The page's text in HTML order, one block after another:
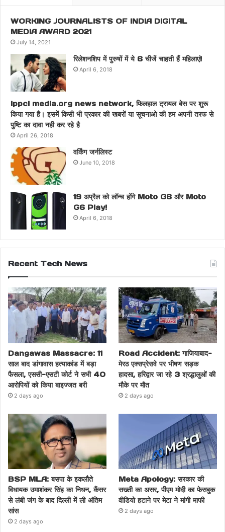
WORKING JOURNALISTS OF INDIA DIGITAL
MEDIA AWARD 2021
July 14, 2021
रिलेशनशिप में पुरुषों में ये 6 चीजें चाहती हैं महिलाएं!
April 6, 2018
ippci media.org news network, फिलहाल ट्रायल बेस पर शुरू
किया गया है। इसमें किसी भी प्रकार की खबरों या सूचनाओ की हम अपनी तरफ से
पुष्टि का दावा नही कर रहे है
April 26, 2018
वर्किंग जर्नलिस्ट
June 10, 2018
19 अप्रैल को लॉन्च होंगे Moto G6 और Moto
G6 Play!
April 6, 2018
Recent Tech News
Dangawas Massacre: 11
साल बाद डांगावास हत्याकांड में बड़ा
फैसला, एससी-एसटी कोर्ट ने सभी 40
आरोपियों को किया बाइज्जत बरी
2 days ago
Road Accident: गाजियाबाद-
मेरठ एक्सप्रेसवे पर भीषण सड़क
हादसा, हरिद्वार जा रहे 3 श्रद्धालुओं की
मौके पर मौत
2 days ago
BSP MLA: बसपा के इकलौते
विधायक उमाशंकर सिंह का निधन, कैंसर
से लंबी जंग के बाद दिल्ली में ली अंतिम
सांस
2 days ago
Meta Apology: सरकार की
सख्ती का असर, पीएम मोदी का फेसबुक
वीडियो हटाने पर मेटा ने मांगी माफी
2 days ago